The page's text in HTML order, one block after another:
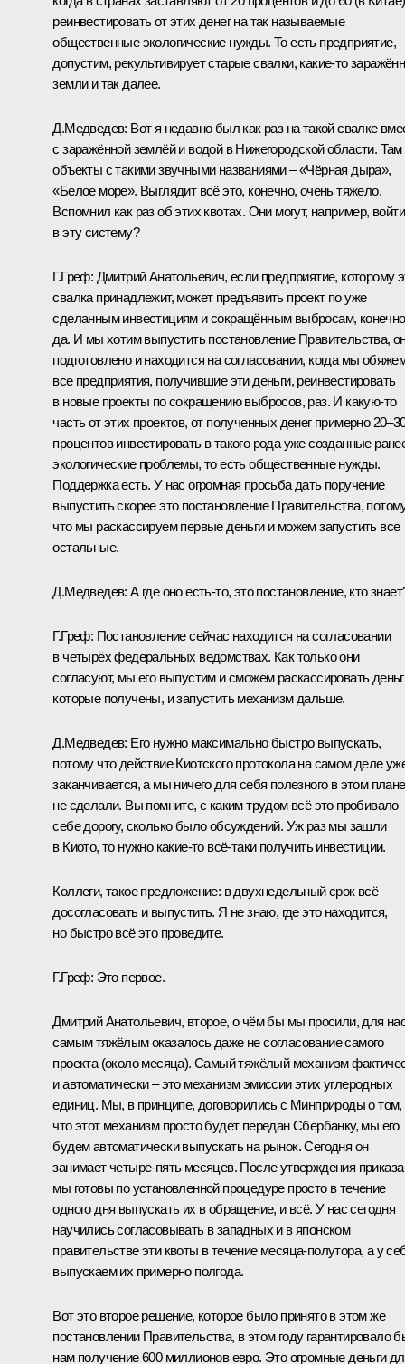
реинвестировать от этих денег на так называемые
общественные экологические нужды. То есть предприятие,
допустим, рекультивирует старые свалки, какие‑то
земли и так далее.
Д.Медведев: Вот я недавно был как раз на такой свалке
с заражённой землёй и водой в Нижегородской области. Там
объекты с такими звучными названиями – «Чёрная дыра»,
«Белое море». Выглядит всё это, конечно, очень тяжело.
Вспомнил как раз об этих квотах. Они могут, например, войти
в эту систему?
Г.Греф: Дмитрий Анатольевич, если предприятие, которому
свалка принадлежит, может предъявить проект по уже
сделанным инвестициям и сокращённым выбросам, конечно
да. И мы хотим выпустить постановление Правительства,
подготовлено и находится на согласовании, когда мы
все предприятия, получившие эти деньги, реинвестировать
в новые проекты по сокращению выбросов, раз. И какую‑то
часть от этих проектов, от полученных денег примерно
процентов инвестировать в такого рода уже созданные
экологические проблемы, то есть общественные нужды.
Поддержка есть. У нас огромная просьба дать поручение
выпустить скорее это постановление Правительства,
что мы раскассируем первые деньги и можем запустить все
остальные.
Д.Медведев: А где оно есть‑то, это постановление, кто
Г.Греф: Постановление сейчас находится на согласовании
в четырёх федеральных ведомствах. Как только они
согласуют, мы его выпустим и сможем раскассировать
которые получены, и запустить механизм дальше.
Д.Медведев: Его нужно максимально быстро выпускать,
потому что действие Киотского протокола на самом деле
заканчивается, а мы ничего для себя полезного в этом плане
не сделали. Вы помните, с каким трудом всё это пробивало
себе дорогу, сколько было обсуждений. Уж раз мы зашли
в Киото, то нужно какие‑то всё‑таки получить инвестиции.
Коллеги, такое предложение: в двухнедельный срок всё
досогласовать и выпустить. Я не знаю, где это находится,
но быстро всё это проведите.
Г.Греф: Это первое.
Дмитрий Анатольевич, второе, о чём бы мы просили, для
самым тяжёлым оказалось даже не согласование самого
проекта (около месяца). Самый тяжёлый механизм
и автоматически – это механизм эмиссии этих углеродных
единиц. Мы, в принципе, договорились с Минприроды о том,
что этот механизм просто будет передан Сбербанку, мы его
будем автоматически выпускать на рынок. Сегодня он
занимает четыре-пять месяцев. После утверждения приказа
мы готовы по установленной процедуре просто в течение
одного дня выпускать их в обращение, и всё. У нас сегодня
научились согласовывать в западных и в японском
правительстве эти квоты в течение месяца-полутора, а у
выпускаем их примерно полгода.
Вот это второе решение, которое было принято в этом же
постановлении Правительства, в этом году гарантировало
нам получение 600 миллионов евро. Это огромные деньги